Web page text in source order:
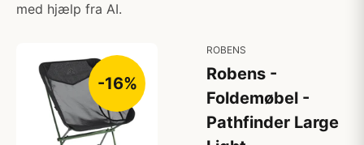
med hjælp fra AI.
-16%
ROBENS
Robens -
Foldemøbel -
Pathfinder Large